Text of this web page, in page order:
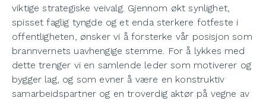
viktige strategiske veivalg. Gjennom økt synlighet,
spisset faglig tyngde og et enda sterkere fotfeste i
offentligheten, ønsker vi å forsterke vår posisjon som
brannvernets uavhengige stemme. For å lykkes med
dette trenger vi en samlende leder som motiverer og
bygger lag, og som evner å være en konstruktiv
samarbeidspartner og en troverdig aktør på vegne av